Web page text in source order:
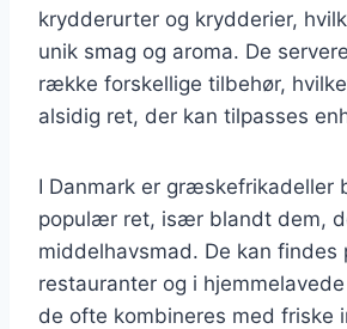
krydderurter og krydderier,
unik smag og aroma. De
række forskellige tilbehør,
alsidig ret, der kan tilpasses
I Danmark er græskefrikadeller
populær ret, især blandt dem,
middelhavsmad. De kan findes
restauranter og i
de ofte kombineres med friske